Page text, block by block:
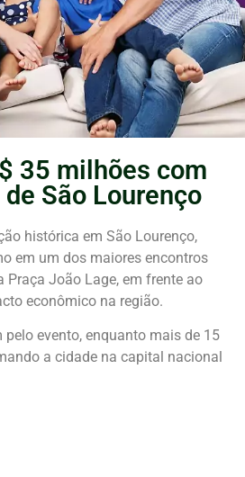
35 milhões com
São Lourenço
histórica em São Lourenço,
em um dos maiores encontros
Praça João Lage, em frente ao
econômico na região.
evento, enquanto mais de 15
a cidade na capital nacional